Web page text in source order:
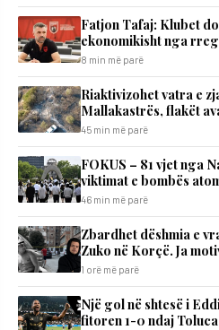
Fatjon Tafaj: Klubet
ekonomikisht nga
8 min më parë
Riaktivizohet vatra e
Mallakastrës, flakët
45 min më parë
FOKUS – 81 vjet nga
viktimat e bombës
46 min më parë
Zbardhet dëshmia e
Zuko në Korçë. Ja
1 orë më parë
Një gol në shtesë i
fitoren 1-0 ndaj Toluca